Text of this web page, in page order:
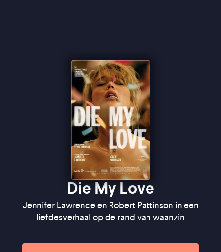
Die My Love
Jennifer Lawrence en Robert Pattinson in een
liefdesverhaal op de rand van waanzin